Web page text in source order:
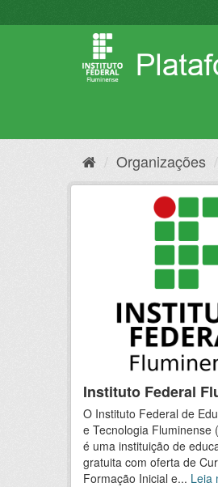
para
Organizações
Instituto Federal
O Instituto Federal de
e Tecnologia Fluminense
é uma instituição de
gratuita com oferta de
Formação Inicial e... Leia